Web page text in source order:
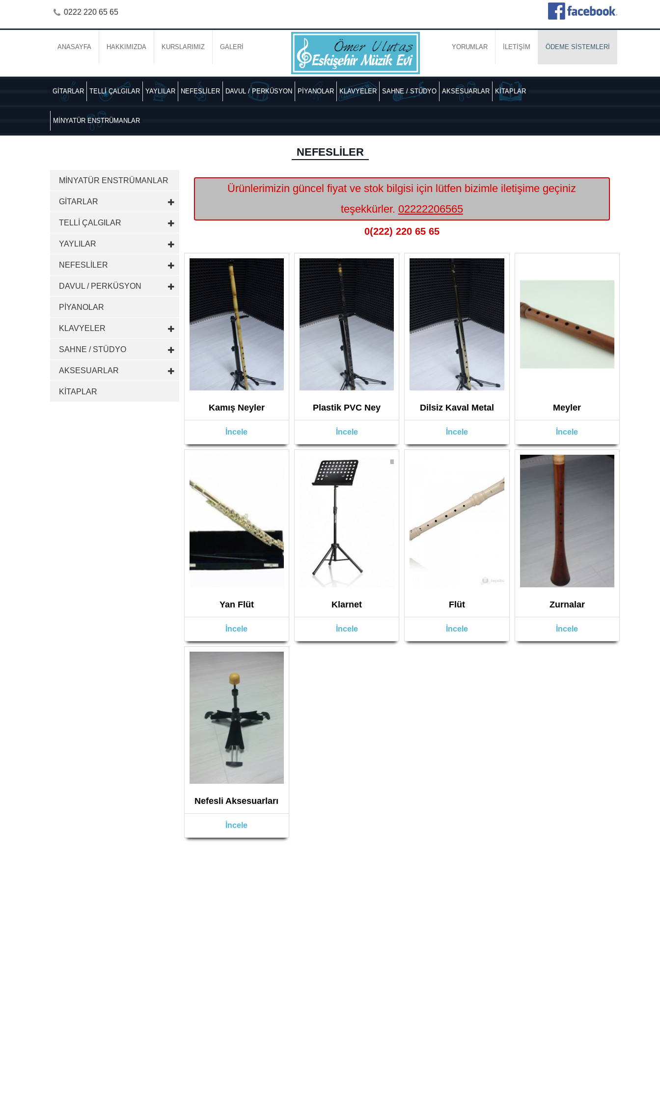
0222 220 65 65
ANASAYFA HAKKIMIZDA KURSLARIMIZ GALERİ YORUMLAR İLETİŞİM ÖDEME SİSTEMLERİ
GİTARLAR TELLİ ÇALGILAR YAYLILAR NEFESLİLER DAVUL / PERKÜSYON PİYANOLAR KLAVYELER SAHNE / STÜDYO AKSESUARLAR KİTAPLAR
MİNYATÜR ENSTRÜMANLAR
NEFESLİLER
Ürünlerimizin güncel fiyat ve stok bilgisi için lütfen bizimle iletişime geçiniz
teşekkürler. 02222206565
0(222) 220 65 65
Kamış Neyler
İncele
Plastik PVC Ney
İncele
Dilsiz Kaval Metal
İncele
Meyler
İncele
Yan Flüt
İncele
Klarnet
İncele
Flüt
İncele
Zurnalar
İncele
Nefesli Aksesuarları
İncele
MİNYATÜR ENSTRÜMANLAR
GİTARLAR
TELLİ ÇALGILAR
YAYLILAR
NEFESLİLER
DAVUL / PERKÜSYON
PİYANOLAR
KLAVYELER
SAHNE / STÜDYO
AKSESUARLAR
KİTAPLAR